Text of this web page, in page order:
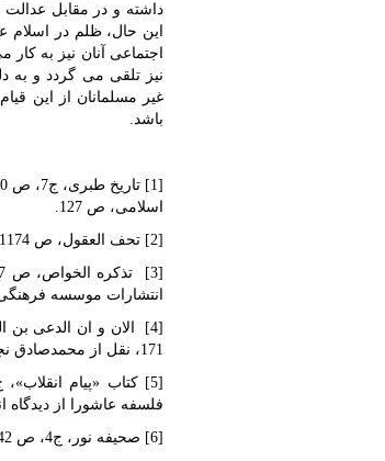
داشته و در مقابل عدالت
این حال، ظلم در
اجتماعی آنان نیز به
نیز تلقی می گردد و به
غیر مسلمانان از این
باشد.
اسلامی، ص 127.
[2] تحف العقول، ص 1174، نقل از نجمی، محمدصادق، همان، ص 155.
انتشارات موسسه فرهنگی
[4] الان و ان الدعی بن
171، نقل از محمدصادق نجمی، همان، ص 199.
فلسفه عاشورا از
[6] صحیفه نور، ج4، ص 42، وزارت ارشاد اسلامی، تهران، 1361، نقل از فلسفه عاشورا، همان.